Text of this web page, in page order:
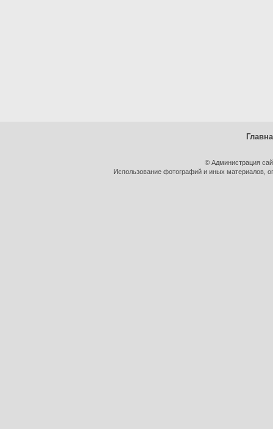
© Администрация
Использование фотографий и иных материалов,